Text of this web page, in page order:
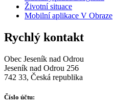
Životní situace
Mobilní aplikace V Obraze
Rychlý kontakt
Obec Jeseník nad Odrou
Jeseník nad Odrou 256
742 33, Česká republika
Číslo účtu: